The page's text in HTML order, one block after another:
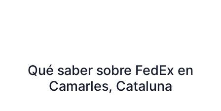
Qué saber sobre FedEx en
Camarles, Cataluna